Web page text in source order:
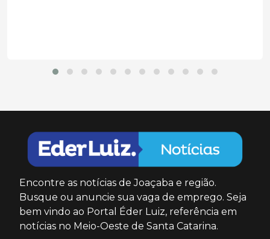
Encontre as notícias de Joaçaba e região.
Busque ou anuncie sua vaga de emprego. Seja
bem vindo ao Portal Éder Luiz, referência em
notícias no Meio-Oeste de Santa Catarina.